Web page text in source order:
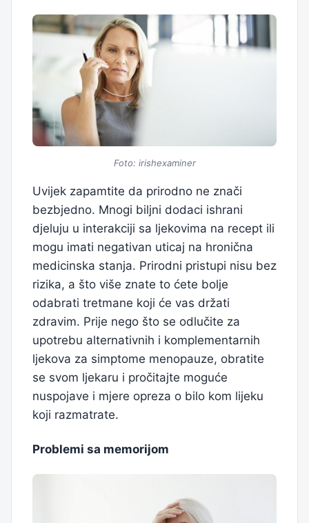
Foto: irishexaminer
Uvijek zapamtite da prirodno ne znači
bezbjedno. Mnogi biljni dodaci ishrani
djeluju u interakciji sa ljekovima na recept ili
mogu imati negativan uticaj na hronična
medicinska stanja. Prirodni pristupi nisu bez
rizika, a što više znate to ćete bolje
odabrati tretmane koji će vas držati
zdravim. Prije nego što se odlučite za
upotrebu alternativnih i komplementarnih
ljekova za simptome menopauze, obratite
se svom ljekaru i pročitajte moguće
nuspojave i mjere opreza o bilo kom lijeku
koji razmatrate.
Problemi sa memorijom